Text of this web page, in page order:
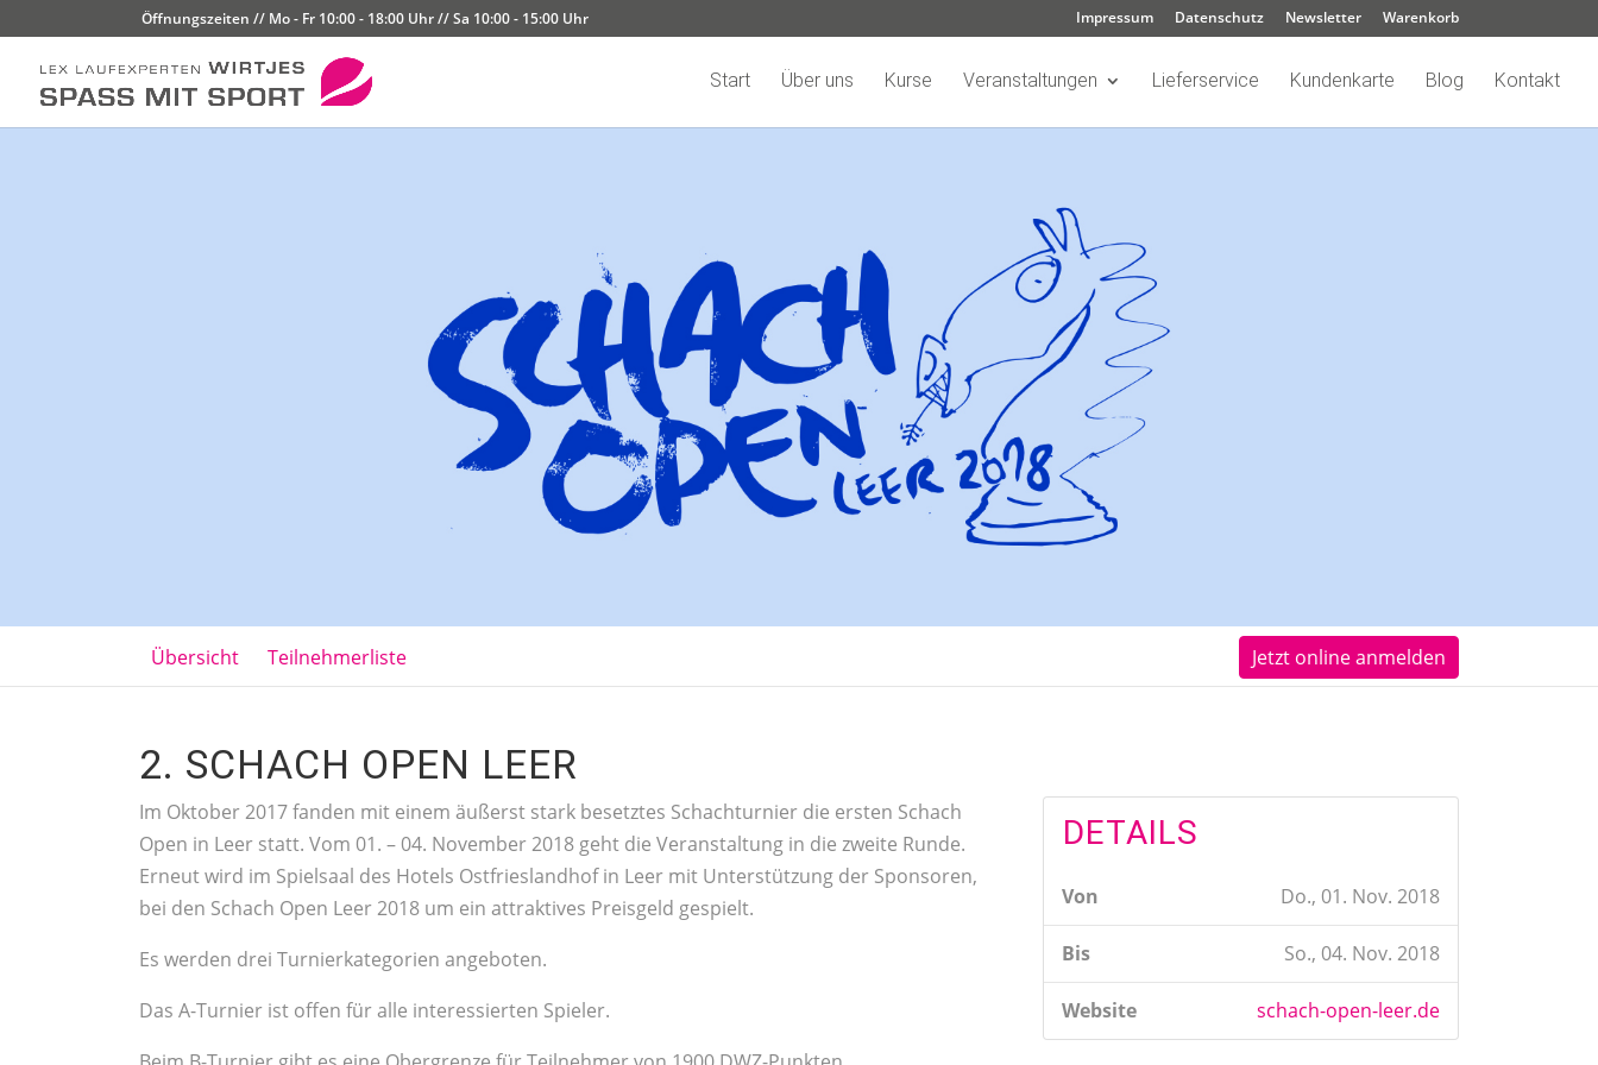
Öffnungszeiten // Mo - Fr 10:00 - 18:00 Uhr // Sa 10:00 - 15:00 Uhr Impressum Datenschutz Newsletter Warenkorb
Start Über uns Kurse Veranstaltungen Lieferservice Kundenkarte Blog Kontakt
Übersicht Teilnehmerliste Jetzt online anmelden
2. SCHACH OPEN LEER
Im Oktober 2017 fanden mit einem äußerst stark besetztes Schachturnier die ersten Schach
Open in Leer statt. Vom 01. – 04. November 2018 geht die Veranstaltung in die zweite Runde.
Erneut wird im Spielsaal des Hotels Ostfrieslandhof in Leer mit Unterstützung der Sponsoren,
bei den Schach Open Leer 2018 um ein attraktives Preisgeld gespielt.
Es werden drei Turnierkategorien angeboten.
Das A-Turnier ist offen für alle interessierten Spieler.
DETAILS
Von Do., 01. Nov. 2018
Bis So., 04. Nov. 2018
Website schach-open-leer.de